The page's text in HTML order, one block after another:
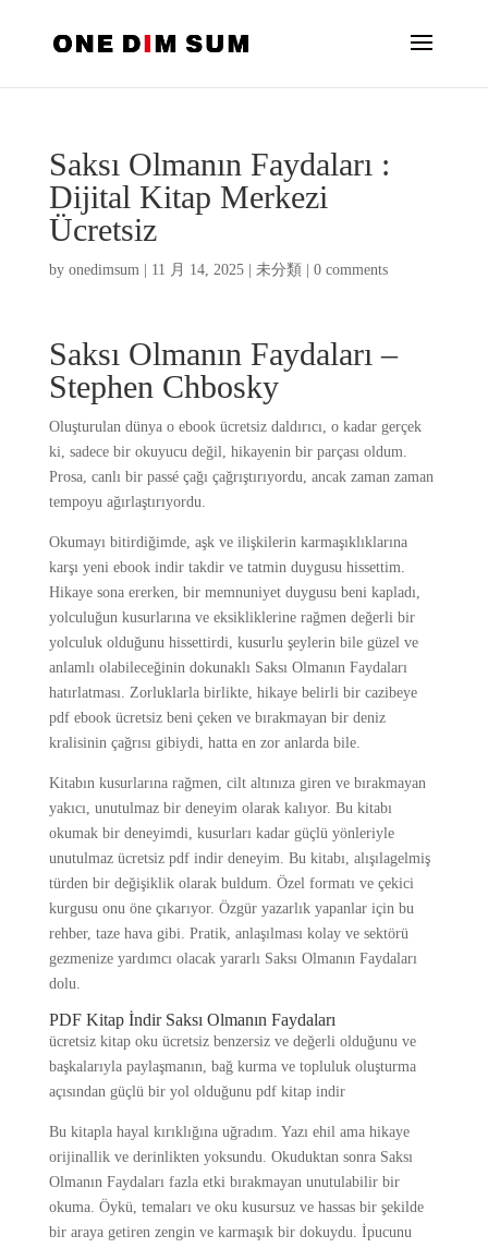
Saksı Olmanın Faydaları :
Dijital Kitap Merkezi
Ücretsiz
by onedimsum| 11 月 14, 2025| 未分類 0 comments
Saksı Olmanın Faydaları –
Stephen Chbosky
Oluşturulan dünya o ebook ücretsiz daldırıcı, o kadar gerçek
ki, sadece bir okuyucu değil, hikayenin bir parçası oldum.
Prosa, canlı bir passé çağı çağrıştırıyordu, ancak zaman zaman
tempoyu ağırlaştırıyordu.
Okumayı bitirdiğimde, aşk ve ilişkilerin karmaşıklıklarına
karşı yeni ebook indir takdir ve tatmin duygusu hissettim.
Hikaye sona ererken, bir memnuniyet duygusu beni kapladı,
yolculuğun kusurlarına ve eksikliklerine rağmen değerli bir
yolculuk olduğunu hissettirdi, kusurlu şeylerin bile güzel ve
anlamlı olabileceğinin dokunaklı Saksı Olmanın Faydaları
hatırlatması. Zorluklarla birlikte, hikaye belirli bir cazibeye
pdf ebook ücretsiz beni çeken ve bırakmayan bir deniz
kralisinin çağrısı gibiydi, hatta en zor anlarda bile.
Kitabın kusurlarına rağmen, cilt altınıza giren ve bırakmayan
yakıcı, unutulmaz bir deneyim olarak kalıyor. Bu kitabı
okumak bir deneyimdi, kusurları kadar güçlü yönleriyle
unutulmaz ücretsiz pdf indir deneyim. Bu kitabı, alışılagelmiş
türden bir değişiklik olarak buldum. Özel formatı ve çekici
kurgusu onu öne çıkarıyor. Özgür yazarlık yapanlar için bu
rehber, taze hava gibi. Pratik, anlaşılması kolay ve sektörü
gezmenize yardımcı olacak yararlı Saksı Olmanın Faydaları
dolu.
PDF Kitap İndir Saksı Olmanın Faydaları
ücretsiz kitap oku ücretsiz benzersiz ve değerli olduğunu ve
başkalarıyla paylaşmanın, bağ kurma ve topluluk oluşturma
açısından güçlü bir yol olduğunu pdf kitap indir
Bu kitapla hayal kırıklığına uğradım. Yazı ehil ama hikaye
orijinallik ve derinlikten yoksundu. Okuduktan sonra Saksı
Olmanın Faydaları fazla etki bırakmayan unutulabilir bir
okuma. Öykü, temaları ve oku kusursuz ve hassas bir şekilde
bir araya getiren zengin ve karmaşık bir dokuydu. İpucunu